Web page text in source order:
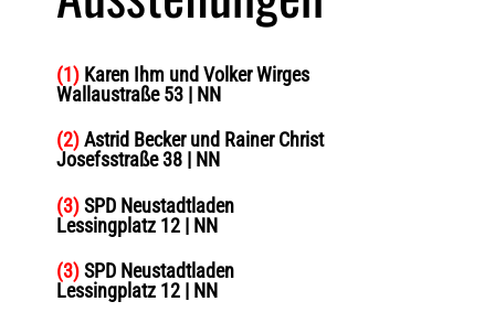
(1)Karen Ihm und Volker Wirges
Wallaustraße 53 | NN
(2)Astrid Becker und Rainer Christ
Josefsstraße 38 | NN
(3)SPD Neustadtladen
Lessingplatz 12 | NN
(3)SPD Neustadtladen
Lessingplatz 12 | NN